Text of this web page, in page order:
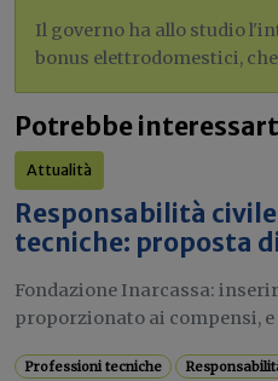
Il governo ha allo studio
bonus elettrodomestici,
Potrebbe
Attualità
Responsabilità
tecniche: proposta
Fondazione Inarcassa:
proporzionato ai compensi, e
Professioni tecniche